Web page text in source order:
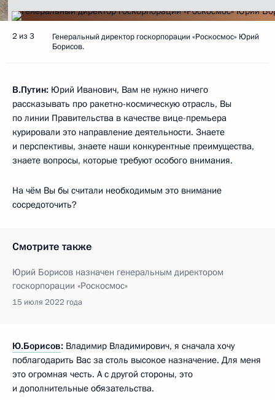
2 из 3
Генеральный директор госкорпорации «Роскосмос» Юрий
Борисов.
В.Путин: Юрий Иванович, Вам не нужно ничего
рассказывать про ракетно-космическую отрасль, Вы
по линии Правительства в качестве вице-премьера
курировали это направление деятельности. Знаете
и перспективы, знаете наши конкурентные преимущества,
знаете вопросы, которые требуют особого внимания.
На чём Вы бы считали необходимым это внимание
сосредоточить?
Смотрите также
Юрий Борисов назначен генеральным директором
госкорпорации «Роскосмос»
15 июля 2022 года
Ю.Борисов: Владимир Владимирович, я сначала хочу
поблагодарить Вас за столь высокое назначение. Для меня
это огромная честь. А с другой стороны, это
и дополнительные обязательства.